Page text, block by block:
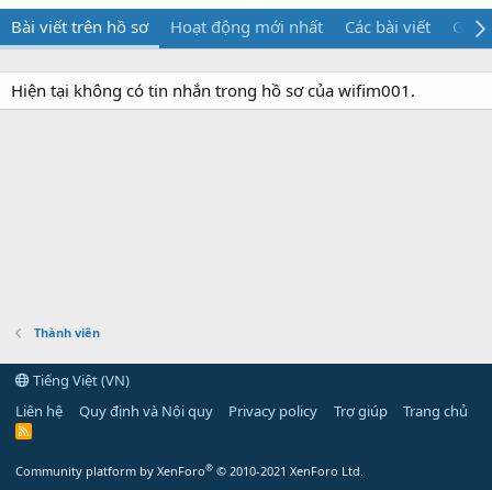
Bài viết trên hồ sơ Hoạt động mới nhất Các bài viết Giới
Hiện tại không có tin nhắn trong hồ sơ của wifim001.
Thành viên
Tiếng Việt (VN)
Liên hệ
Quy định và Nội quy Privacy policy Trợ giúp Trang chủ
R
Community platform by XenForo® © 2010-2021 XenForo Ltd.